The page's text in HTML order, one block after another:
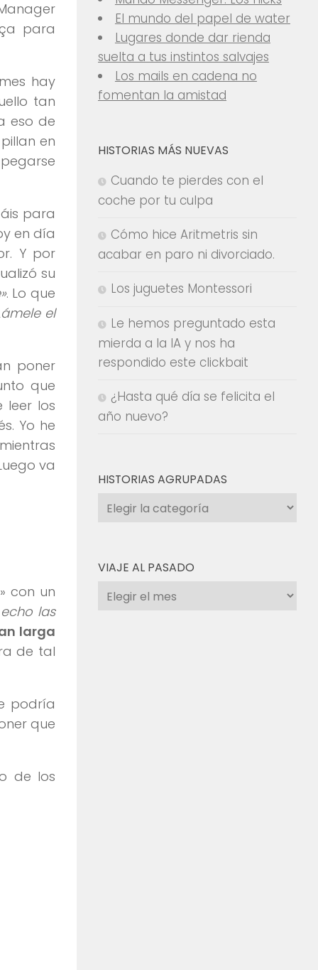
para
hay
tan
eso de
en
para
en día
Y por
su
. Lo que
el
poner
que
leer los
Yo he
va
con un
las
larga
de tal
podría
que
de los
El mundo del papel de water
Lugares donde dar rienda
suelta a tus instintos salvajes
Los mails en cadena no
fomentan la amistad
HISTORIAS MÁS NUEVAS
Cuando te pierdes con el
coche por tu culpa
Cómo hice Aritmetris sin
acabar en paro ni divorciado.
Los juguetes Montessori
Le hemos preguntado esta
mierda a la IA y nos ha
respondido este clickbait
¿Hasta qué día se felicita el
año nuevo?
HISTORIAS AGRUPADAS
Historias
agrupadas
VIAJE AL PASADO
Viaje